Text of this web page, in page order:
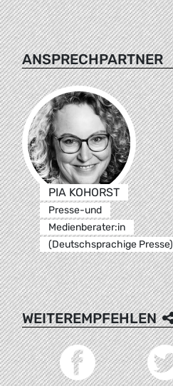
ANSPRECHPARTNER
PIA KOHORST
Presse-und
Medienberater:in
(Deutschsprachige Presse)
WEITEREMPFEHLEN